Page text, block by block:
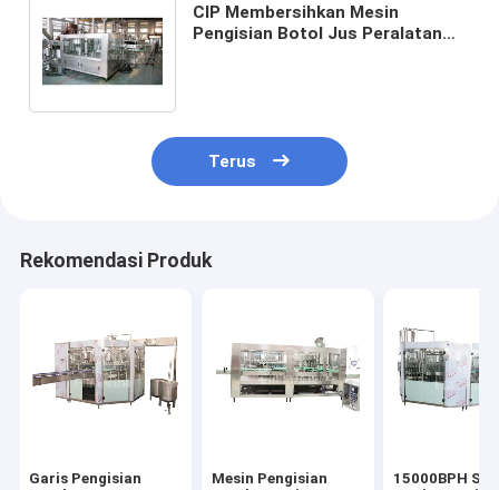
CIP Membersihkan Mesin
Pengisian Botol Jus Peralatan
Terus
Rekomendasi Produk
Garis Pengisian
Mesin Pengisian
15000BPH